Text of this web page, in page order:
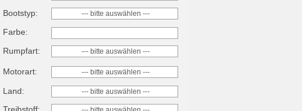
Bootstyp: --- bitte auswählen ---
Farbe:
Rumpfart:
--- bitte auswählen ---
Motorart: --- bitte auswählen ---
Land: --- bitte auswählen ---